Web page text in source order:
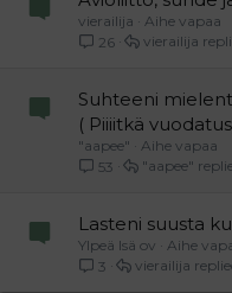
vierailija
Aihe vapaa
26
vierailija
Suhteeni
( Piiiitkä
"aapee"
Aihe vapaa
53
"aapee"
Lasteni suusta
Ylpeä Isä ov
Aihe
3
vierailija